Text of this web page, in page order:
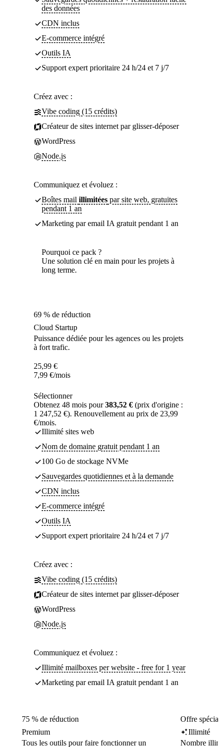
des données
CDN inclus
E-commerce intégré
Outils IA
Support expert prioritaire 24 h/24 et 7 j/7
Créez avec :
Vibe coding (15 crédits)
Créateur de sites internet par glisser-déposer
WordPress
Node.js
Communiquez et évoluez :
Boîtes mail illimitées par site web, gratuites
pendant 1 an
Marketing par email IA gratuit pendant 1 an
Pourquoi ce pack ?
Une solution clé en main pour les projets à
long terme.
69 % de réduction
Cloud Startup
Puissance dédiée pour les agences ou les projets
à fort trafic.
25,99 €
7,99 €/mois
Sélectionner
Obtenez 48 mois pour383,52 € (prix d'origine :
1 247,52 €). Renouvellement au prix de 23,99
€/mois.
Illimité sites web
Nom de domaine gratuit pendant 1 an
100 Go de stockage NVMe
Sauvegardes quotidiennes et à la demande
CDN inclus
E-commerce intégré
Outils IA
Support expert prioritaire 24 h/24 et 7 j/7
Créez avec :
Vibe coding (15 crédits)
Créateur de sites internet par glisser-déposer
WordPress
Node.js
Communiquez et évoluez :
Illimité mailboxes per website - free for 1 year
Marketing par email IA gratuit pendant 1 an
75 % de réduction
Premium
Tous les outils pour faire fonctionner un
Offre
Illimité
Nombre